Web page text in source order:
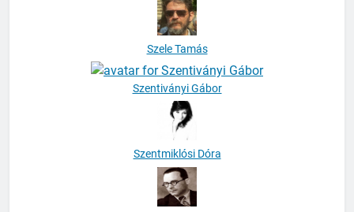
Szele Tamás
Szentiványi Gábor
Szentmiklósi Dóra